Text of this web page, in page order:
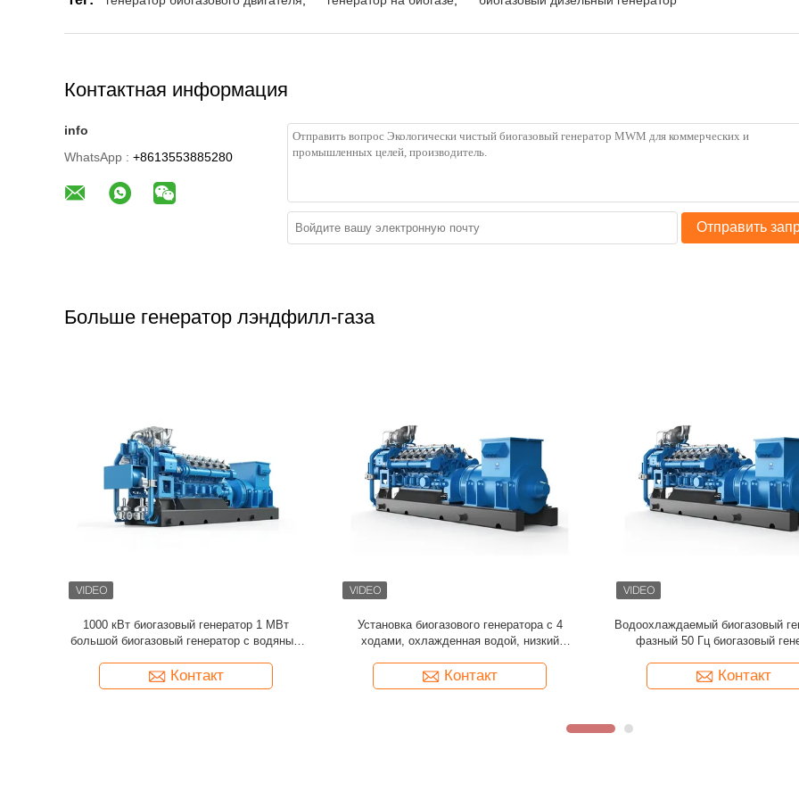
Контактная информация
info
WhatsApp : +8613553885280
Отправить
Больше генератор лэндфилл-газа
MWM TCG2032 Биогазовый двигатель
генератор 400kW-3770 KW Биогазовый
Контакт
Встроенный биогазовый электрогенератор
100 кВт Биогазовый генератор
Контакт
TCG2020 биогазовый двигатель
50HZ/60HZ биогазовый
Контакт